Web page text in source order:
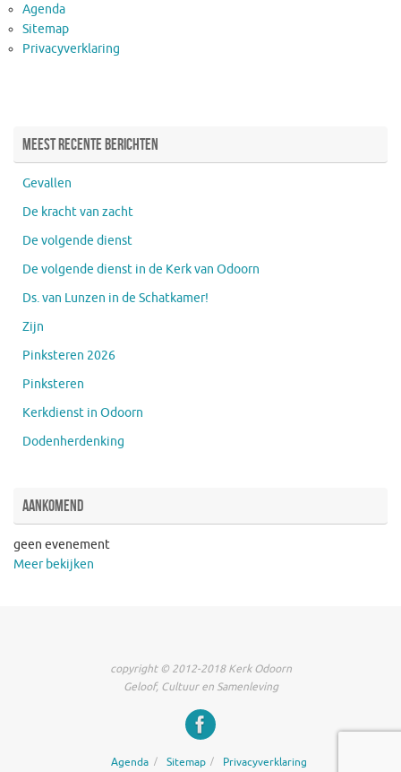
Agenda
Sitemap
Privacyverklaring
Meest recente berichten
Gevallen
De kracht van zacht
De volgende dienst
De volgende dienst in de Kerk van Odoorn
Ds. van Lunzen in de Schatkamer!
Zijn
Pinksteren 2026
Pinksteren
Kerkdienst in Odoorn
Dodenherdenking
Aankomend
geen evenement
Meer bekijken
copyright © 2012-2018 Kerk Odoorn
Geloof, Cultuur en Samenleving
Agenda Sitemap Privacyverklaring